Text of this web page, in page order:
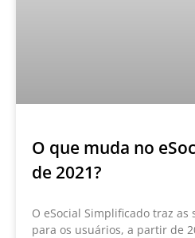
O que muda no
de 2021?
O eSocial Simplificado traz as
para os usuários, a partir de